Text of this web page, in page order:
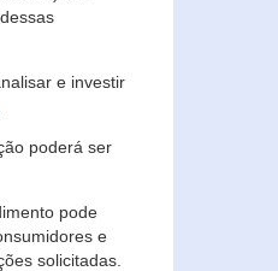
e investir
poderá ser
pode
e
solicitadas.